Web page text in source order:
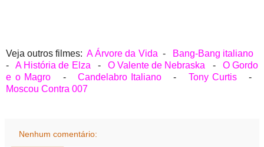
Veja outros filmes:A Árvore da Vida -
Bang-Bang italiano
-A História de Elza -O Valente de Nebraska - O Gordo
e o Magro - Candelabro Italiano - Tony Curtis -
Moscou Contra 007
Nenhum comentário: